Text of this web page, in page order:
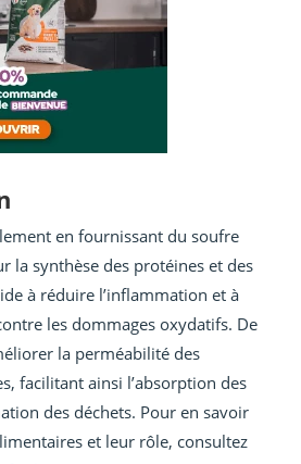
en fournissant du soufre
la synthèse des protéines et des
à réduire l’inflammation et à
les dommages oxydatifs. De
la perméabilité des
facilitant ainsi l’absorption des
des déchets. Pour en savoir
et leur rôle, consultez